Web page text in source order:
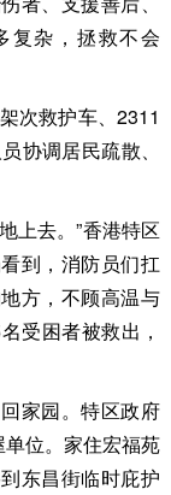
复杂，拯救不会
次救护车、2311
协调居民疏散、
去。”香港特区
到，消防员们扛
方，不顾高温与
受困者被救出，
家园。特区政府
位。家住宏福苑
东昌街临时庇护